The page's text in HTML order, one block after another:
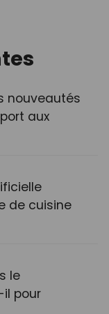
nouveautés
aux
de cuisine
le
il pour